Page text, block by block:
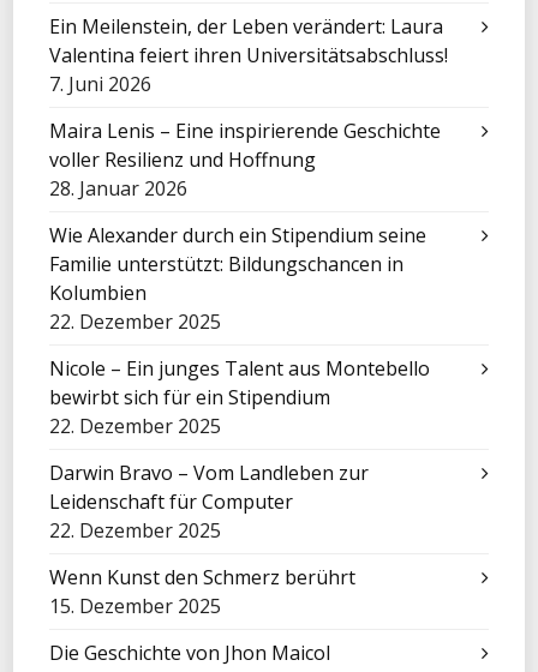
Ein Meilenstein, der Leben verändert: Laura
Valentina feiert ihren Universitätsabschluss!
7. Juni 2026
Maira Lenis – Eine inspirierende Geschichte
voller Resilienz und Hoffnung
28. Januar 2026
Wie Alexander durch ein Stipendium seine
Familie unterstützt: Bildungschancen in
Kolumbien
22. Dezember 2025
Nicole – Ein junges Talent aus Montebello
bewirbt sich für ein Stipendium
22. Dezember 2025
Darwin Bravo – Vom Landleben zur
Leidenschaft für Computer
22. Dezember 2025
Wenn Kunst den Schmerz berührt
15. Dezember 2025
Die Geschichte von Jhon Maicol